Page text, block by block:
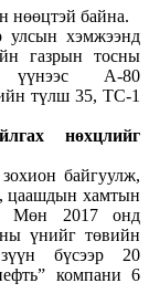
нөөцтэй байна.
улсын хэмжээнд
газрын тосны
үүнээс А-80
түлш 35, ТС-1
нөхцлийг
байгуулж,
цаашдын хамтын
Мөн 2017 онд
үнийг төвийн
бүсээр 20
компани 6